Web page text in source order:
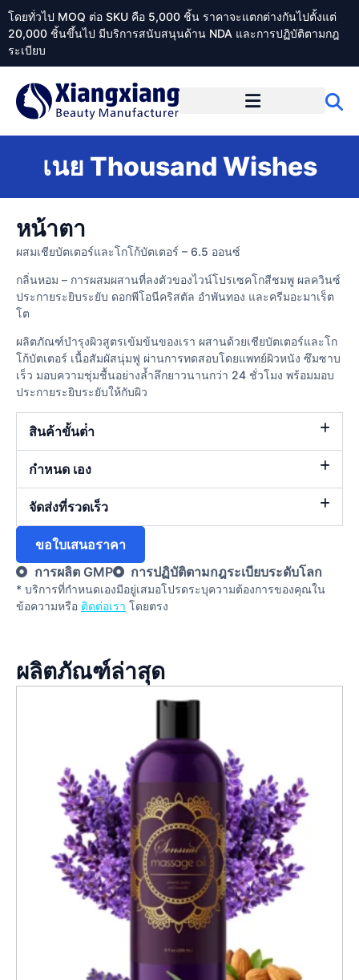
โดยทั่วไป MOQ ต่อ SKU คือ 5,000 ชิ้น ราคาจะแตกต่างกันไปตั้งแต่
20,000 ชิ้นขึ้นไป มีบริการสนับสนุนด้าน NDA และการปฏิบัติตามกฎ
ระเบียบ
เนย Thousand Wishes
หน้าตา
ผสมเชียบัตเตอร์และโกโก้บัตเตอร์ – 6.5 ออนซ์
กลิ่นหอม – การผสมผสานที่ลงตัวของไวน์โปรเซคโกสีชมพู ผลควินซ์
ประกายระยิบระยับ ดอกพีโอนีคริสตัล อำพันทอง และครีมอะมาเร็ต
โต
ผลิตภัณฑ์บำรุงผิวสูตรเข้มข้นของเรา ผสานด้วยเชียบัตเตอร์และโก
โก้บัตเตอร์ เนื้อสัมผัสนุ่มฟู ผ่านการทดสอบโดยแพทย์ผิวหนัง ซึมซาบ
เร็ว มอบความชุ่มชื้นอย่างล้ำลึกยาวนานกว่า 24 ชั่วโมง พร้อมมอบ
ประกายระยิบระยับให้กับผิว
สินค้าขั้นต่ํา
กำหนด เอง
จัดส่งที่รวดเร็ว
ขอใบเสนอราคา
การผลิต GMP
การปฏิบัติตามกฎระเบียบระดับโลก
* บริการที่กําหนดเองมีอยู่เสมอโปรดระบุความต้องการของคุณใน
ข้อความหรือ ติดต่อเรา โดยตรง
ผลิตภัณฑ์ล่าสุด